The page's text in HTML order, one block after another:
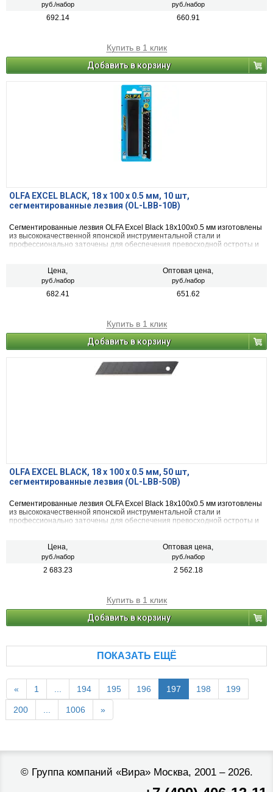
руб./набор руб./набор
692.14 660.91
Купить в 1 клик
Добавить в корзину
OLFA EXCEL BLACK, 18 х 100 х 0.5 мм, 10 шт,
сегментированные лезвия (OL-LBB-10B)
Сегментированные лезвия OLFA Excel Black 18х100х0.5 мм изготовлены
из высококачественной японской инструментальной стали и
профессионально заточены для обеспечения превосходной остроты и
Цена,
руб./набор
Оптовая цена,
руб./набор
682.41 651.62
Купить в 1 клик
Добавить в корзину
OLFA EXCEL BLACK, 18 х 100 х 0.5 мм, 50 шт,
сегментированные лезвия (OL-LBB-50B)
Сегментированные лезвия OLFA Excel Black 18х100х0.5 мм изготовлены
из высококачественной японской инструментальной стали и
профессионально заточены для обеспечения превосходной остроты и
Цена,
руб./набор
Оптовая цена,
руб./набор
2 683.23 2 562.18
Купить в 1 клик
Добавить в корзину
ПОКАЗАТЬ ЕЩЁ
« 1 ... 194 195 196 197 198 199
200 ... 1006 »
© Группа компаний «Вира»Москва, 2001 – 2026.